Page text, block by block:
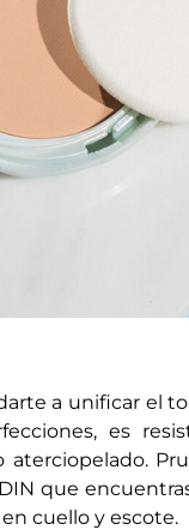
a unificar el
es
aterciopelado.
que
cuello y escote.